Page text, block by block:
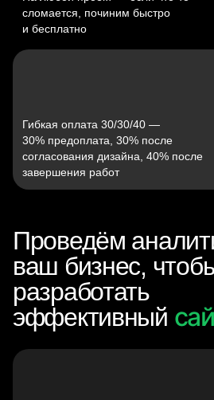
сломается, починим быстро
и бесплатно
Гибкая оплата 30/30/40 —
30% предоплата, 30% после
согласования дизайна, 40% после
завершения работ
Проведём
ваш бизнес,
разработать
эффективный